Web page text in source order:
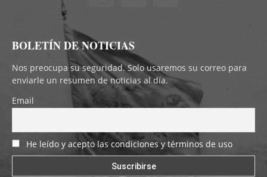
BOLETÍN DE NOTICIAS
Nos preocupa su seguridad. Solo usaremos su correo para
enviarle un resumen de noticias al día.
Email
He leído y acepto las condiciones y términos de uso